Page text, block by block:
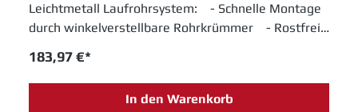
Leichtmetall Laufrohrsystem: - Schnelle Montage
durch winkelverstellbare Rohrkrümmer - Rostfrei
Abriebfestigkeit - Lebensmittelrechtlich weltweit
konform
183,97 €*
In den Warenkorb